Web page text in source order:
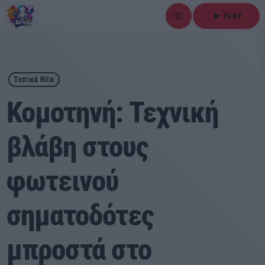
menu play_arrow PLAY
close
play_arrow ΕΡΚΟ
Αρχική
Εκπομπές
Τοπικά Νέα
Αθλητικά
Τοπικά Νέα
Κομοτηνή: Τεχνική
βλάβη στους
φωτεινού
σηματοδότες
μπροστά στο